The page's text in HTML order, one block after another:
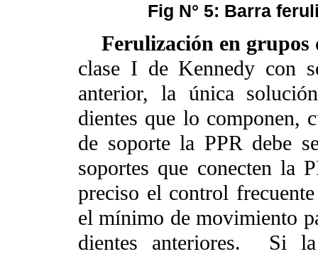
Fig N° 5: Barra
Ferulización en grupos
clase I de Kennedy con
anterior, la única
dientes que lo componen,
de soporte la PPR debe
soportes que conecten la
preciso el control
el mínimo de movimiento
dientes anteriores.
Si